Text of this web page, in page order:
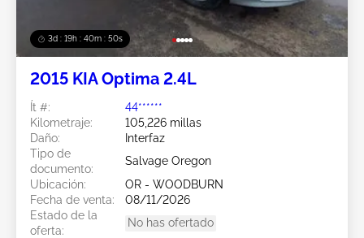
3d : 19h : 40m : 47s
2015 KIA Optima 2.4L
Ít #:
44******
Kilometraje:
105,226 millas
Daño:
Interfaz
Tipo de
documento:
Salvage Oregon
Ubicación:
OR - WOODBURN
Fecha de venta:
08/11/2026
Estado de la
oferta:
No has ofertado